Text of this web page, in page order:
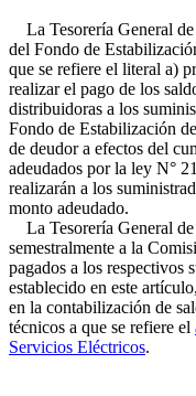
La Tesorería General de
del Fondo de
que se refiere el literal a)
realizar el pago de los
distribuidoras a los
Fondo de Estabilización
de deudor a efectos del
adeudados por la ley N°
realizarán a los
monto adeudado.
La Tesorería General
semestralmente a la
pagados a los respectivos
establecido en este
en la contabilización de
técnicos a que se refiere el
Servicios Eléctricos.